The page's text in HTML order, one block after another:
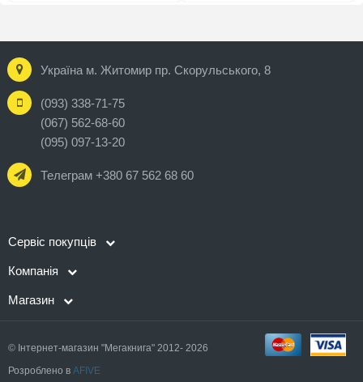
Україна м. Житомир пр. Скорульського, 8
(093) 338-71-75
(067) 562-68-60
(095) 097-13-20
Телеграм +380 67 562 68 60
Сервіс покупців
Компанія
Магазин
© Інтернет-магазин "Мегакнига" 2012- 2026
Розроблено в AFIVE